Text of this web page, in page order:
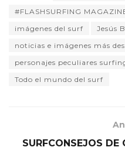
#FLASHSURFING
imágenes del surf
Jesús
noticias e imágenes más
personajes peculiares
Todo el mundo del surf
SURFCONSEJOS